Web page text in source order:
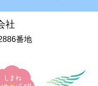
社
番地